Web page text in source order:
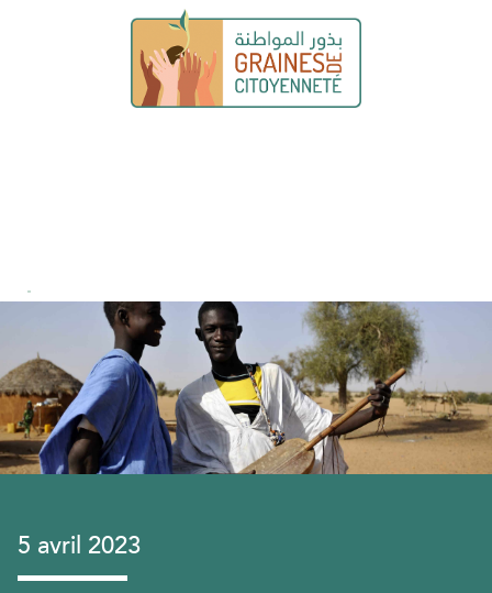
Graines de citoyenneté
5 avril 2023